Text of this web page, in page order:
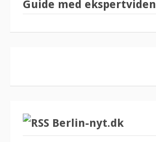
Guide med ekspertviden
Berlin-nyt.dk